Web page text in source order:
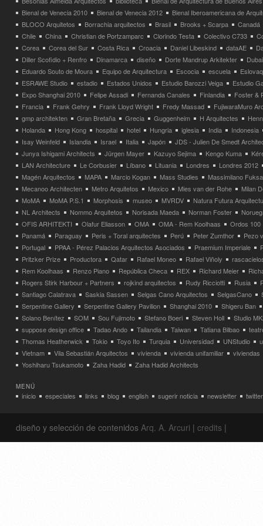
Bienal de Venecia 2010
Bienal de Venecia 2012
Bienal Iberoamericana de
BLOCO Arquitetos
Borrachia arquitectos Brasil Brooks + Scarpa
Canadá
Chile
China Christian de Portzamparc Clorindo Testa Colectivo C733
Corea
Corea del Sur Costa Rica Croacia Daniel Libeskind dataAE
Diller Scofidio + Renfro
Dinamarca diseño Dorte Mandrup Arkitekter
Dubai
Eduardo Souto de Moura
Equipo de Arquitectura Escocia escuela
ESRAWE Studio
estadio Estados Unidos Estudio Barozzi Veiga
Estudio
Expo Shanghai 2010
Felipe Assadi Fernanda Canales Finlandia
Foster &
Francia
Frank Gehry Frank Lloyd Wright Fredy Massad
FujiwaraMuro
gmp architekten
Gran Bretaña Grecia Guggenheim H Arquitectes
Holanda
Hong Kong hospital hotel Hungria iglesia India
Indonesia
Isay Weinfeld
Islandia Israel Italia Japón
JDS - Julien De Smedt
Junya Ishigami Architects
Jürgen Mayer Kazuyo Sejima Kengo Kuma
LAN Architecture
Le Corbusier Líbano Lituania Londres
Londres 2012
Magén Arquitectos
MAPA Marcio Kogan Mass Studies
Massimilano
Mecanoo Architecten
Metro Arquitetos Mexico Mies van der Rohe
Milan
MoMA
MoMA P.S.1 Morphosis museo MVRDV
Natura Futura
NL Architects
Nommo Arquitetos Norisada Maeda Norman Foster
OFIS ARHITEKTI
Olafur Eliasson OMA OMA - Rem Koolhaas
Ordos 100
Panamá
Paraguay Peris + Toral arquitectes Perú Peter Zumthor
Pezo
Portugal
PPAA - Pérez Palacios Arquitectos Asociados Praemium Imperiale
Pritzker Prize
Productora Qatar Rafael Moneo Rafael Viñoly
Rem Koolhaas
Renzo Piano República Checa REX Richard Meier
Rogers Stirk Harbour + Partners
rojkind arquitectos Rudy Ricciotti Rusia
Santiago Calatrava
Saskia Sassen Selgas Cano Arquitectos SelgasCano
Serpentine Gallery
Serpentine Gallery Pavilion Shanghai 2010
Shigeru Ban
Solano Benítez
SOM Sou Fujimoto Stefano Boeri Steven Holl
Studio
suppose design office
Tadao Ando Tailandia Taiwan Tatiana Bilbao
Thomas Heatherwick
Tokio Toyo Ito Turquia Universidad UNStudio
Vietnam
Vila Sebastián Arquitectos vivienda vivienda unifamiliar
viviendas
Yoshiharu Tsukamoto
Zaha Hadid Zaha Hadid Architects
MENÚ
inicio especiales links blog english sugerir noticia newsletter twitter
diseño y selección de contenidos Arq. A. Arcuri | credits |